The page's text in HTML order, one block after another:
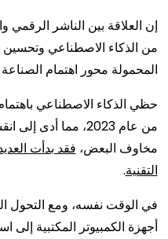
إن العلاقة بين الناشر الرقمي
من الذكاء الاصطناعي وتحسين
المحمولة محور اهتمام الصناعة
حظي الذكاء الاصطناعي
من عام 2023، مما
مخاوف البعض، فقد بدأت
التقنية.
في الوقت نفسه، ومع التحول
أجهزة الكمبيوتر المكتبية إلى